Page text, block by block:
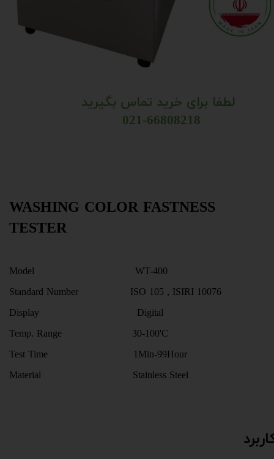
WASHING COLOR FASTNESS
TESTER
Model WT-400
Standard Number ISO 105 , ISIRI 10076
Display Digital
Temp. Range 30-100'C
Test Time 1Min-99Hour
Material Stainless Steel
لطفا برای خرید تماس بگیرید